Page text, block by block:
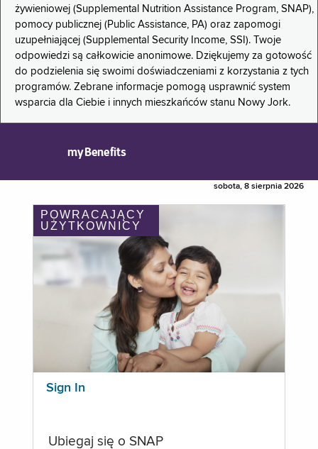
żywieniowej (Supplemental Nutrition Assistance Program, SNAP),
pomocy publicznej (Public Assistance, PA) oraz zapomogi
uzupełniającej (Supplemental Security Income, SSI). Twoje
odpowiedzi są całkowicie anonimowe. Dziękujemy za gotowość
do podzielenia się swoimi doświadczeniami z korzystania z tych
programów. Zebrane informacje pomogą usprawnić system
wsparcia dla Ciebie i innych mieszkańców stanu Nowy Jork.
myBenefits
sobota, 8 sierpnia 2026
POWRACAJĄCY
UŻYTKOWNICY
Sign In
Ubiegaj się o SNAP